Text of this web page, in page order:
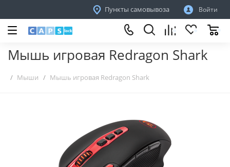
Пункты самовывоза Войти
Мышь игровая Redragon Shark
Мыши Мышь игровая Redragon Shark